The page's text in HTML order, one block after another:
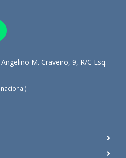
M. Craveiro, 9, R/C Esq.